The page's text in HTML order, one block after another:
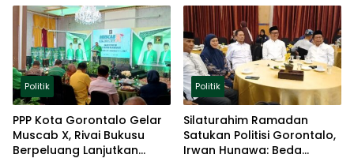
Politik
Politik
PPP Kota Gorontalo Gelar
Muscab X, Rivai Bukusu
Berpeluang Lanjutkan
Politik
Silaturahim Ramadan
Satukan Politisi Gorontalo,
Irwan Hunawa: Beda